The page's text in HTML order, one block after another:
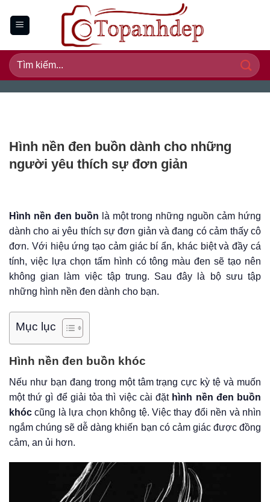
qua
nội
dung
Hình nền đen buồn dành cho những
người yêu thích sự đơn giản
Hình nền đen buồn là một trong những nguồn cảm hứng
dành cho ai yêu thích sự đơn giản và đang có cảm thấy cô
đơn. Với hiệu ứng tạo cảm giác bí ẩn, khác biệt và đầy cá
tính, việc lựa chọn tấm hình có tông màu đen sẽ tạo nên
không gian làm việc tập trung. Sau đây là bộ sưu tập
những hình nền đen dành cho bạn.
Mục lục
Hình nền đen buồn khóc
Nếu như bạn đang trong một tâm trạng cực kỳ tệ và muốn
một thứ gì để giải tỏa thì việc cài đặt hình nền đen buồn
khóc cũng là lựa chọn không tệ. Việc thay đổi nền và nhìn
ngắm chúng sẽ dễ dàng khiến bạn có cảm giác được đồng
cảm, an ủi hơn.